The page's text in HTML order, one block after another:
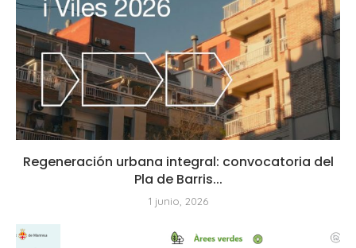
Regeneración urbana integral: convocatoria del
Pla de Barris...
1 junio, 2026